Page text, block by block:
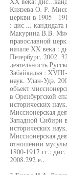
Князева О. Р.
церкви в 1905 -
: дис ... кандидата
Макурина B.B.
православной
начале XX века :
Петербург, 2002.
деятельность
Забайкалья :
наук. Улан-Удэ,
объект
в Оренбургской
исторических
Миссионерская
Западной Сибири
исторических
Миссионерская
отношении
1800-1917 гг.:
2008.292 е..